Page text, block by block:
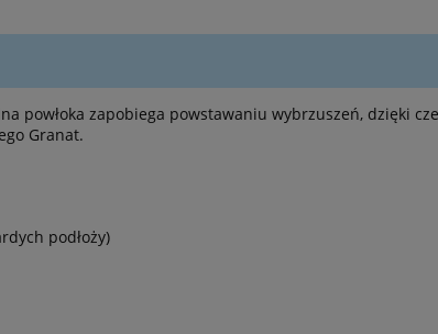
powłoka zapobiega powstawaniu wybrzuszeń, dzięki
Granat.
podłoży)